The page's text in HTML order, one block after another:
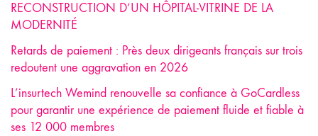
RECONSTRUCTION D’UN HÔPITAL-VITRINE DE LA
MODERNITÉ
Retards de paiement : Près deux dirigeants français sur trois
redoutent une aggravation en 2026
L’insurtech Wemind renouvelle sa confiance à GoCardless
pour garantir une expérience de paiement fluide et fiable à
ses 12 000 membres